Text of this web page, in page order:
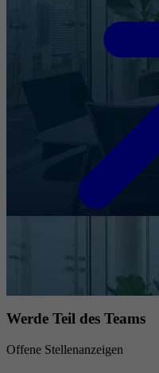
Werde Teil des Teams
Offene Stellenanzeigen